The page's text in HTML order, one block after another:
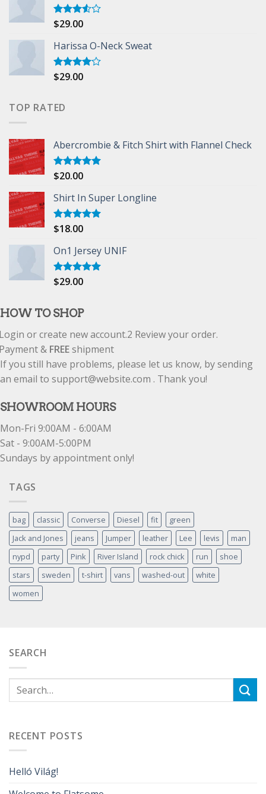
Rated
of 5
$29.00
Harissa O-Neck Sweat
Rated
$29.00
TOP RATED
Abercrombie & Fitch Shirt with Flannel Check
Rated5.00
$20.00
Shirt In Super Longline
Rated5.00
$18.00
On1 Jersey UNIF
Rated5.00
$29.00
HOW TO SHOP
or create new account.2 Review your order.
& FREEshipment
If you still have problems, please let us know, by sending
an email to support@website.com . Thank you!
SHOWROOM HOURS
Mon-Fri 9:00AM - 6:00AM
Sat - 9:00AM-5:00PM
Sundays by appointment only!
TAGS
bag classic Converse Diesel fit
green
Jack and Jones
jeans Jumper leather Lee levis
man
nypd
party Pink River Island rock chick run
shoe
stars
sweden t-shirt vans washed-out
white
women
SEARCH
RECENT POSTS
Helló Világ!